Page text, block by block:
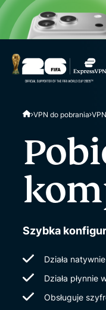
VPN do pobrania
Szybka
Działa
Działa płynnie
Obsługuje